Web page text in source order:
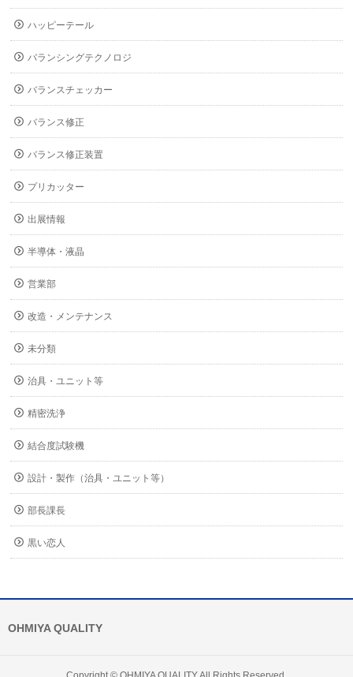
ハッピーテール
バランシングテクノロジ
バランスチェッカー
バランス修正
バランス修正装置
プリカッター
出展情報
半導体・液晶
営業部
改造・メンテナンス
未分類
治具・ユニット等
精密洗浄
結合度試験機
設計・製作（治具・ユニット等）
部長課長
黒い恋人
OHMIYA QUALITY